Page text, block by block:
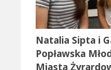
Natalia Sipta i
Popławska
Miasta